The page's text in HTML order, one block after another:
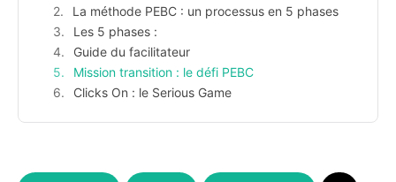
La méthode PEBC : un processus en 5 phases
Les 5 phases :
Guide du facilitateur
Mission transition : le défi PEBC
Clicks On : le Serious Game